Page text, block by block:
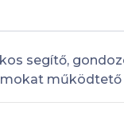
segítő,
működtető